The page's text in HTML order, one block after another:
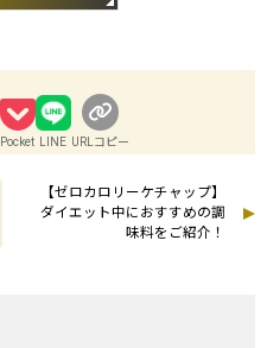
Pocket LINE URLコピー
【ゼロカロリーケチャップ】
ダイエット中におすすめの調
味料をご紹介！